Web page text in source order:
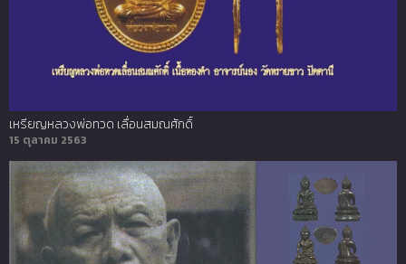
เหรียญหลวงพ่อทวด เลื่อนสมณศักดิ์
15 ตุลาคม 2563